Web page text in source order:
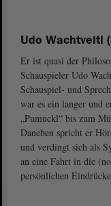
Udo Wachtveitl
Er ist quasi der
Schauspieler Udo
Schauspiel- und
war es ein langer und
„Pumuckl“ bis zum
Daneben spricht er
und verdingt sich als
an eine Fahrt in die
persönlichen